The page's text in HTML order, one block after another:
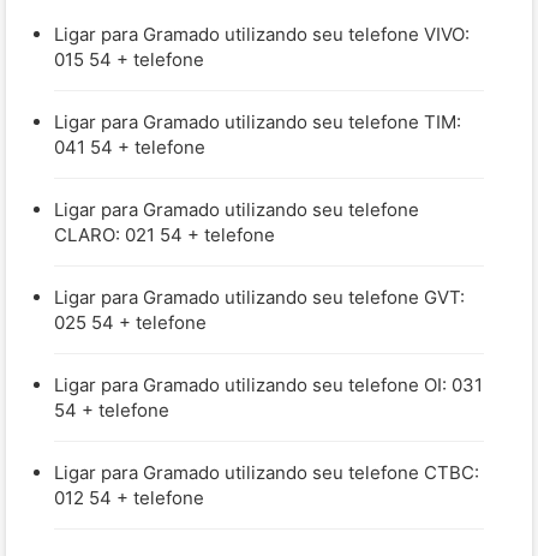
Ligar para Gramado utilizando seu telefone VIVO:
015 54 + telefone
Ligar para Gramado utilizando seu telefone TIM:
041 54 + telefone
Ligar para Gramado utilizando seu telefone
CLARO: 021 54 + telefone
Ligar para Gramado utilizando seu telefone GVT:
025 54 + telefone
Ligar para Gramado utilizando seu telefone OI: 031
54 + telefone
Ligar para Gramado utilizando seu telefone CTBC:
012 54 + telefone